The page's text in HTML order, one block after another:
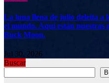
La luna llena de julio deleita a
el mundo. Aquí están nuestras
Buck Moon.
Jul 30, 2026
Buscar